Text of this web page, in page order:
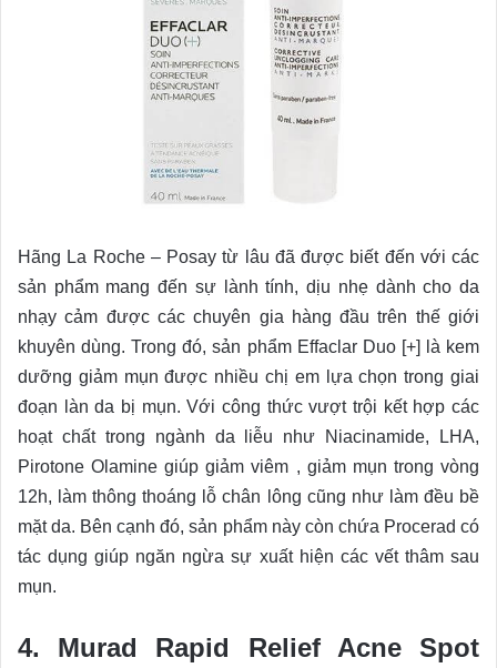
Hãng La Roche – Posay từ lâu đã được biết đến với các
sản phẩm mang đến sự lành tính, dịu nhẹ dành cho da
nhạy cảm được các chuyên gia hàng đầu trên thế giới
khuyên dùng. Trong đó, sản phẩm Effaclar Duo [+] là kem
dưỡng giảm mụn được nhiều chị em lựa chọn trong giai
đoạn làn da bị mụn. Với công thức vượt trội kết hợp các
hoạt chất trong ngành da liễu như Niacinamide, LHA,
Pirotone Olamine giúp giảm viêm , giảm mụn trong vòng
12h, làm thông thoáng lỗ chân lông cũng như làm đều bề
mặt da. Bên cạnh đó, sản phẩm này còn chứa Procerad có
tác dụng giúp ngăn ngừa sự xuất hiện các vết thâm sau
mụn.
4. Murad Rapid Relief Acne Spot